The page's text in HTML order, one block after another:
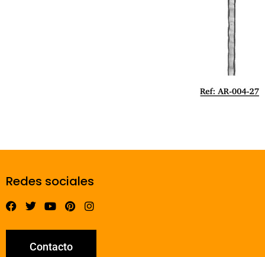
Redes sociales
Contacto